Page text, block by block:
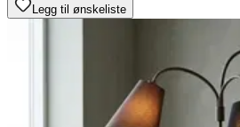
Legg til ønskeliste